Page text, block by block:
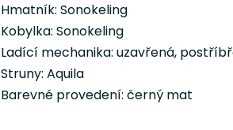
Hmatník: Sonokeling
Kobylka: Sonokeling
Ladící mechanika: uzavřená,
Struny: Aquila
Barevné provedení: černý mat